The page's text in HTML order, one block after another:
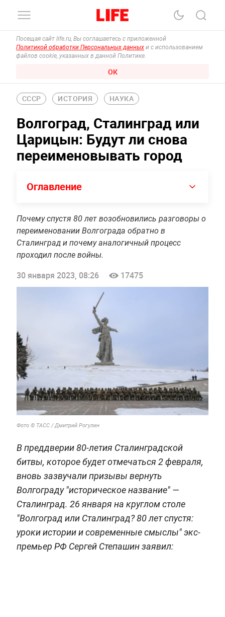
Посещая сайт life.ru, Вы соглашаетесь с приложенной
Политикой обработки Персональных данных и с использованием
файлов cookie, указанных в данной Политике.
ОК
СССР ИСТОРИЯ НАУКА
Волгоград, Сталинград или
Царицын: Будут ли снова
переименовывать город
Оглавление
Почему спустя 80 лет возобновились разговоры о
переименовании Волгограда обратно в
Сталинград и почему аналогичный процесс
проходил после войны.
30 января 2023, 08:26 17475
Фото © ТАСС / Дмитрий Рогулин
В преддверии 80-летия Сталинградской
битвы, которое будет отмечаться 2 февраля,
вновь зазвучали призывы вернуть
Волгограду "историческое название" —
Сталинград. 26 января на круглом столе
"Волгоград или Сталинград? 80 лет спустя:
уроки истории и современные смыслы" экс-
премьер РФ Сергей Степашин заявил: